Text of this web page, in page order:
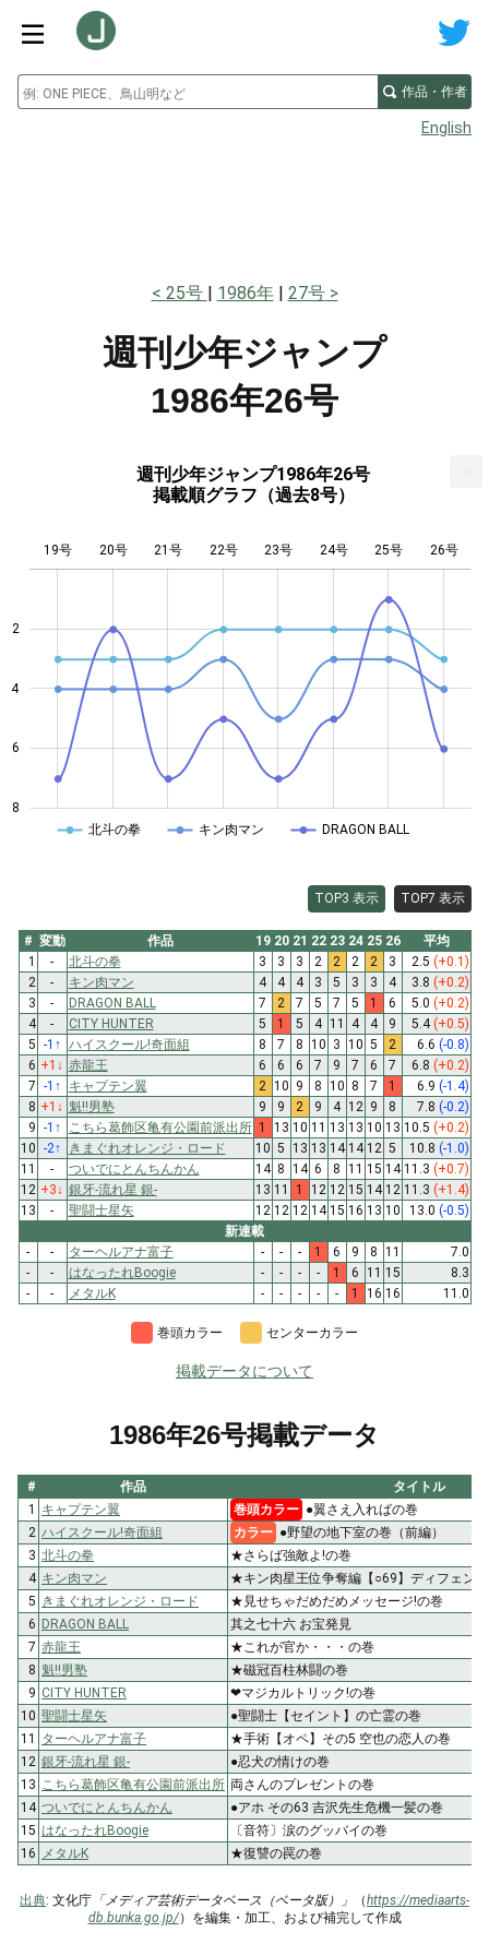
作品・作者
English
25号 1986年 27号
週刊少年ジャンプ
1986年26号
週刊少年ジャンプ1986年26号
掲載順グラフ（過去8号）
4
2
4
6
8
19号 20号 21号 22号 23号 24号 25号 26号
北斗の拳 キン肉マン DRAGON BALL
TOP3 表示 TOP7 表示
# 変動 作品 19 20 21 22 23 24 25 26
平均
1
- 北斗の拳 3 3 3 2 2 2 2 3 2.5 (+0.1)
2
- キン肉マン 4 4 4 3 5 3 3 4 3.8 (+0.2)
3
- DRAGON BALL 7 2 7 5 7 5 1 6 5.0 (+0.2)
4
- CITY HUNTER 5 1 5 4 11 4 4 9 5.4(+0.5)
5 -1 ↑ ハイスクール!奇面組 8 7 8 10 3 10 5 2 6.6 (-0.8)
6 +1 ↓ 赤龍王 6 6 6 7 9 7 6 7 6.8 (+0.2)
7 -1 ↑ キャプテン翼 2 10 9 8 10 8 7 1 6.9 (-1.4)
8 +1 ↓ 魁!!男塾 9 9 2 9 4 12 9 8 7.8 (-0.2)
9 -1 ↑ こちら葛飾区亀有公園前派出所 1 13 10 11 13 13 10 13 10.5 (+0.2)
10 -2↑ きまぐれオレンジ・ロード 10 5 13 13 14 14 12 5 10.8 (-1.0)
11
- ついでにとんちんかん 14 8 14 6 8 11 15 14 11.3 (+0.7)
12 +3↓ 銀牙-流れ星 銀- 13 11 1 12 12 15 14 12 11.3 (+1.4)
13
- 聖闘士星矢 12 12 12 14 15 16 13 10 13.0 (-0.5)
新連載
-
- ターヘルアナ富子 - - - 1 6 9 8 11
7.0
-
- はなったれBoogie - - - - 1 6 11 15
8.3
-
- メタルK - - - - - 1 16 16 11.0
巻頭カラー センターカラー
掲載データについて
1986年26号掲載データ
# 作品
タイトル
1
キャプテン翼 巻頭カラー ●翼さえ入ればの巻
2 ハイスクール!奇面組 カラー ●野望の地下室の巻（前編）
3 北斗の拳
★さらば強敵よ!の巻
4 キン肉マン
★キン肉星王位争奪編【○69】ディフェン
5 きまぐれオレンジ・ロード
★見せちゃだめだめメッセージ!の巻
6 DRAGON BALL
其之七十六 お宝発見
7 赤龍王
★これが官か・・・の巻
8 魁!!男塾
★磁冠百柱林闘の巻
9 CITY HUNTER
❤マジカルトリック!の巻
10 聖闘士星矢
●聖闘士【セイント】の亡霊の巻
11
ターヘルアナ富子
★手術【オペ】その5 空也の恋人の巻
12 銀牙-流れ星 銀-
●忍犬の情けの巻
13
こちら葛飾区亀有公園前派出所 両さんのプレゼントの巻
14 ついでにとんちんかん
●アホ その63 吉沢先生危機一髪の巻
15 はなったれBoogie
〔音符〕涙のグッバイの巻
16
メタルK ★復讐の罠の巻
出典: 文化庁 「メディア芸術データベース（ベータ版）」 （https://mediaarts-
db.bunka.go.jp/）を編集・加工、および補完して作成